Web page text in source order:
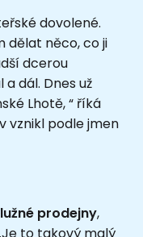
dovolené.
dělat něco, co ji
dcerou
dál. Dnes už
Lhotě, “ říká
vznikl podle jmen
prodejny,
to takový malý